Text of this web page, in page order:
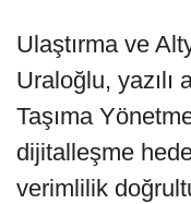
Ulaştırma ve
Uraloğlu, yazılı
Taşıma
dijitalleşme
verimlilik